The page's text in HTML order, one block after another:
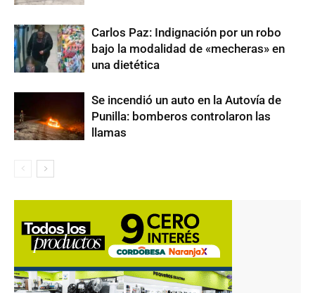
Carlos Paz: Indignación por un robo
bajo la modalidad de «mecheras» en
una dietética
Se incendió un auto en la Autovía de
Punilla: bomberos controlaron las
llamas